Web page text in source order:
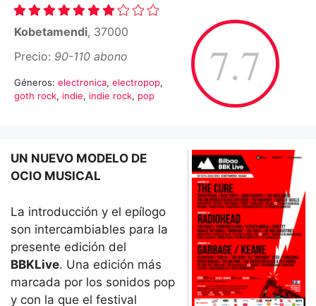
7.7
Kobetamendi, 37000
Precio: 90-110 abono
Géneros: electronica, electropop,
goth rock, indie, indie rock, pop
UN NUEVO MODELO DE
OCIO MUSICAL
La introducción y el epílogo
son intercambiables para la
presente edición del
BBKLive. Una edición más
marcada por los sonidos pop
y con la que el festival